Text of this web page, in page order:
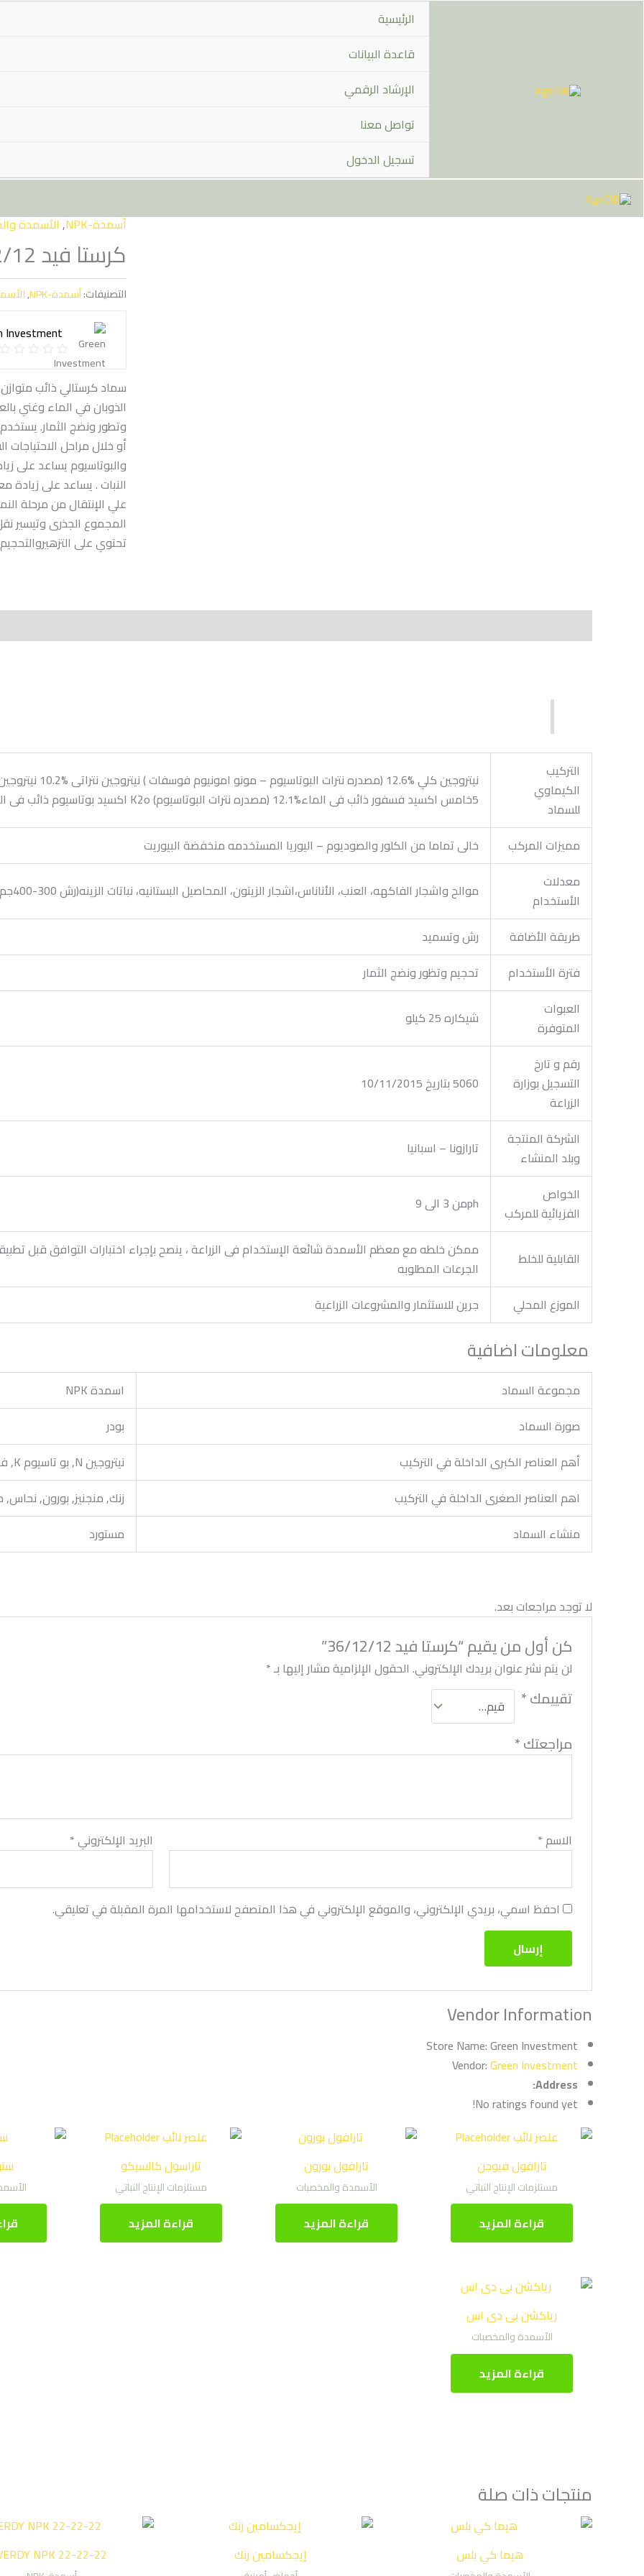
الرئيسية
قاعدة البيانات
الإرشاد الرقمي
تواصل معنا
تسجيل الدخول
أسمدة-NPK ,الأسمدة
كرستا فيد 36/12/12
التصنيفات:أسمدة-NPK ,
Investment
سماد كرستالي ذائب
الذوبان في الماء وغني
وتطور ونضج الثمار.
أو خلال مراحل الاحتياجات
والبوتاسيوم يساعد على
النبات . يساعد على زيادة
علي الإنتقال من مرحلة
المجموع الجذرى وتيسير
تحتوي على
التركيب
الكيماوي
للسماد
5خامس اكسيد فسفور ذائب فى الماء%12.1 (مصدره نترات البوتاسيوم) K2o اكسيد بوتاسيوم ذائب فى الماء% 36.3
مميزات المركب
خالى تماما من الكلور والصوديوم – اليوريا المستخدمه منخفضة البيوريت
معدلات
الأستخدام
موالح واشجار الفاكهه، العنب، الأناناس،اشجار الزيتون، المحاصيل البستانيه، نباتات الزينه(رش 300-400جم /100لتر) (تسميد 3-5كجم / فدان معامله واحده
طريقة الأضافة
رش وتسميد
فترة الأستخدام
تحجيم وتظور ونضج الثمار
العبوات
المتوفرة
شيكاره 25 كيلو
رقم و تارخ
التسجيل بوزارة
الزراعة
5060 بتاريخ 10/11/2015
الشركة المنتجة
وبلد المنشاء
تارازونا – اسبانيا
الخواص
الفزيائية للمركب
phمن 3 الى 9
القابلية للخلط
ممكن خلطه مع معظم الأسمدة شائعة الإستخدام فى الزراعة ، ينصح بإجراء اختبارات التوافق قبل
الجرعات المطلوبه
الموزع المحلي
جرين للاستثمار والمشروعات الزراعية
معلومات اضافية
مجموعة السماد
اسمدة NPK
صورة السماد
بودر
أهم العناصر الكبرى الداخلة في التركيب
نيتروجين N, بو تاسيوم K, فوسفورP
اهم العناصر الصغرى الداخلة في التركيب
زنك, منجنيز, بورون, نحاس,
منشاء السماد
مستورد
لا توجد مراجعات بعد.
كن أول من يقيم “كرستا فيد 36/12/12”
لن يتم نشر عنوان بريدك الإلكتروني. الحقول الإلزامية مشار إليها بـ*
تقييمك*
مراجعتك*
الاسم * البريد الإلكتروني*
احفظ اسمي، بريدي الإلكتروني، والموقع الإلكتروني في هذا المتصفح لاستخدامها المرة المقبلة في تعليقي.
Vendor Information
Store Name:Green Investment
Vendor:Green Investment
Address:
No ratings found yet!
تارافول فيوجن
مستلزمات الإنتاج النباتي
قراءة المزيد
تارافول بورون
الأسمدة والمخصبات
قراءة المزيد
تاراسول كالسيكو
مستلزمات الإنتاج النباتي
قراءة المزيد
رياكشن بى دى اس
الأسمدة والمخصبات
قراءة المزيد
منتجات ذات صلة
هيما كي بلس إيجكسامين زنك NPK 22-22-22